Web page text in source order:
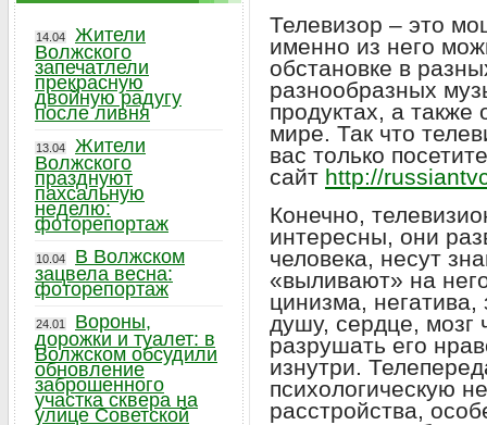
Телевизор – это
именно из него
обстановке в
разнообразных
продуктах, а
мире. Так что
вас только
сайт http://
Конечно,
интересны, они
человека, несут
«выливают» на
цинизма,
душу, сердце, мозг
разрушать его
изнутри.
психологическую
расстройства,
14.04
Жители
Волжского
запечатлели
прекрасную
двойную радугу
после ливня
13.04
Жители
Волжского
празднуют
пахсальную
неделю:
фоторепортаж
10.04
В Волжском
зацвела весна:
фоторепортаж
24.01
Вороны,
дорожки и туалет: в
Волжском обсудили
обновление
заброшенного
участка сквера на
улице Советской